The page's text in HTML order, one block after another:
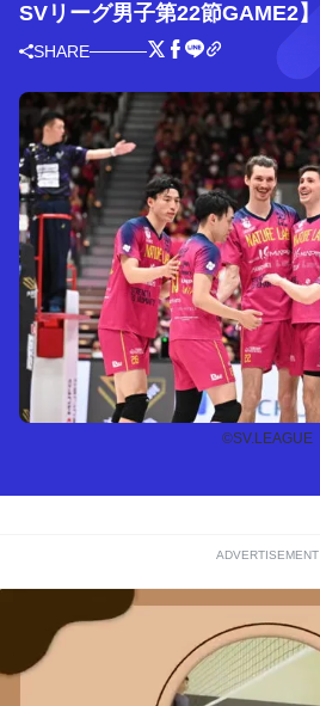
SVリーグ男子第22節GAME2】
SHARE
©SV.LEAGUE
ADVERTISEMENT